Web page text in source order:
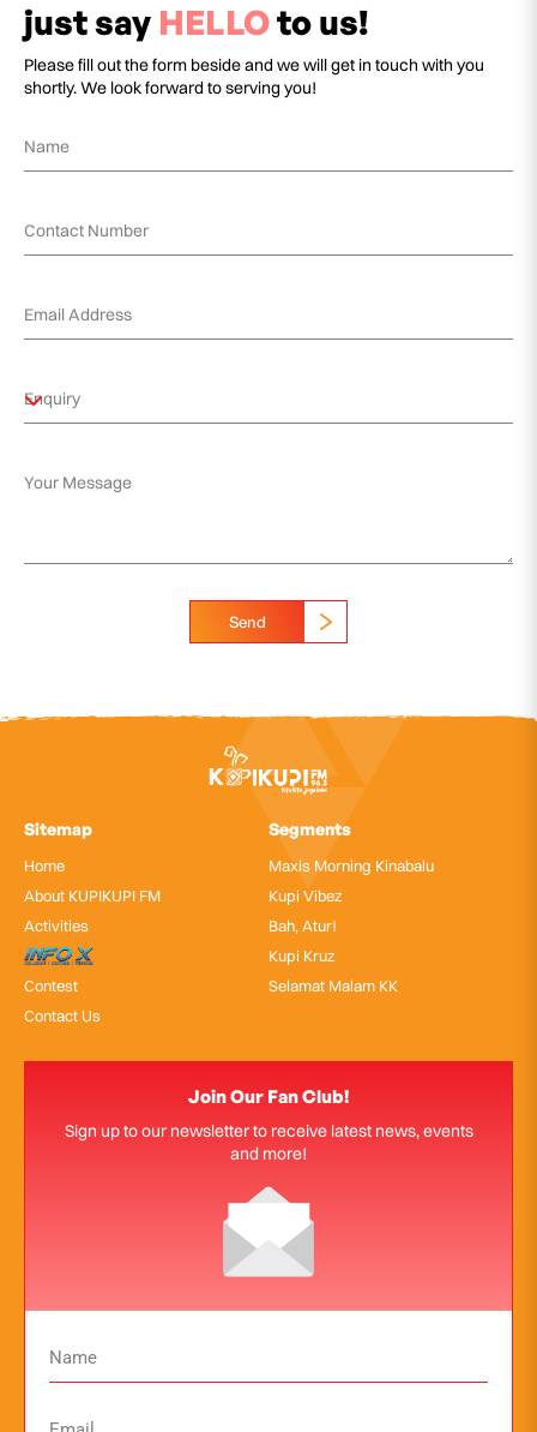
just say HELLOto us!
Please fill out the form beside and we will get in touch with you
shortly. We look forward to serving you!
Send
Sitemap
Home
About KUPIKUPI FM
Activities
InfoX
Contest
Contact Us
Segments
Maxis Morning Kinabalu
Kupi Vibez
Bah, Atur!
Kupi Kruz
Selamat Malam KK
Join Our Fan Club!
Sign up to our newsletter to receive latest news, events
and more!